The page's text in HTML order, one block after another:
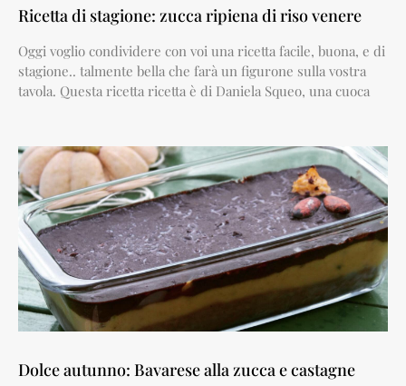
Ricetta di stagione: zucca ripiena di riso venere
Oggi voglio condividere con voi una ricetta facile, buona, e di
stagione.. talmente bella che farà un figurone sulla vostra
tavola. Questa ricetta ricetta è di Daniela Squeo, una cuoca
Dolce autunno: Bavarese alla zucca e castagne